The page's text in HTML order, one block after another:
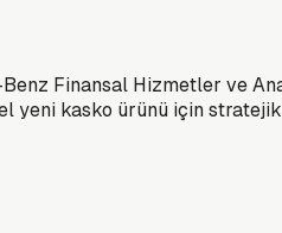
Finansal Hizmetler ve
yeni kasko ürünü için